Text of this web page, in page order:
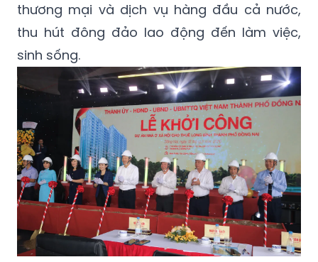
thương mại và dịch vụ hàng đầu cả nước,
thu hút đông đảo lao động đến làm việc,
sinh sống.